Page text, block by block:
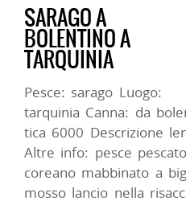
SARAGO A
BOLENTINO A
TARQUINIA
Pesce: sarago Luogo:
tarquinia Canna: da
tica 6000 Descrizione
Altre info: pesce
coreano mabbinato a
mosso lancio nella